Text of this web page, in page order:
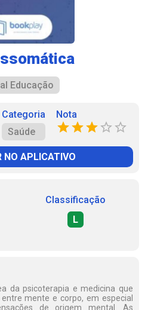
Educação
Categoria
Saúde
Nota
NO APLICATIVO
Classificação
L
da psicoterapia e medicina que
mente e corpo, em especial
de origem mental. As